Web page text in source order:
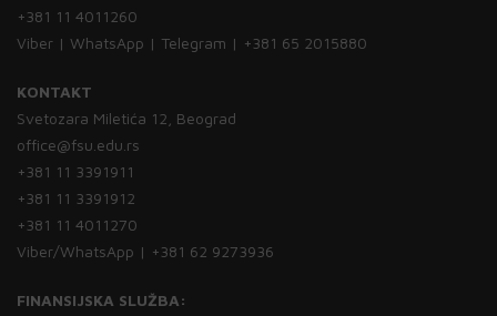
+381 11 4011260
Viber | WhatsApp | Telegram | +381 65 2015880
KONTAKT
Svetozara Miletića 12, Beograd
office@fsu.edu.rs
+381 11 3391911
+381 11 3391912
+381 11 4011270
Viber/WhatsApp | +381 62 9273936
FINANSIJSKA SLUŽBA: